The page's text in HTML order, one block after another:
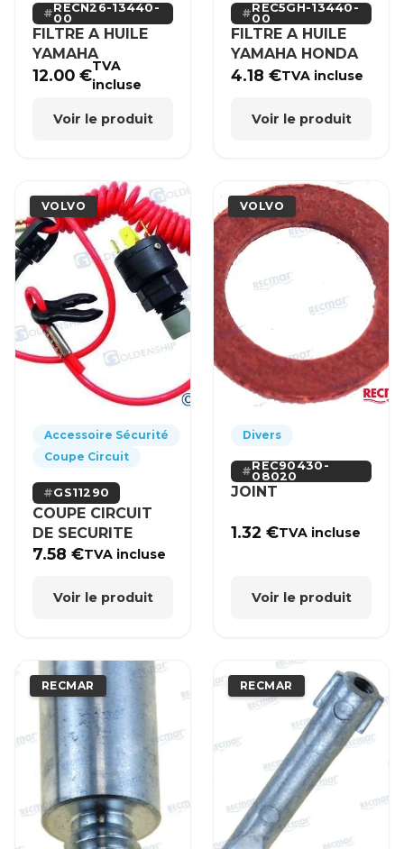
RECN26-13440-
00
FILTRE A HUILE
YAMAHA
12.00€TVA
incluse
Voir le produit
REC5GH-13440-
00
FILTRE A HUILE
YAMAHA HONDA
4.18€TVA incluse
Voir le produit
VOLVO
Accessoire Sécurité
Coupe Circuit
GS11290
COUPE CIRCUIT
DE SECURITE
7.58€TVA incluse
Voir le produit
VOLVO
Divers
REC90430-
08020
JOINT
1.32€TVA incluse
Voir le produit
RECMAR RECMAR